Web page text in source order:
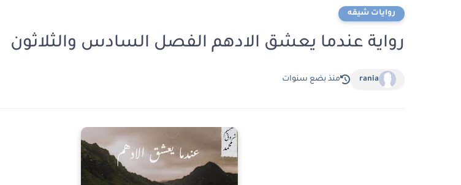
روايات شيقه
رواية عندما يعشق الادهم الفصل السادس والثلاثون
rania منذ بضع سنوات